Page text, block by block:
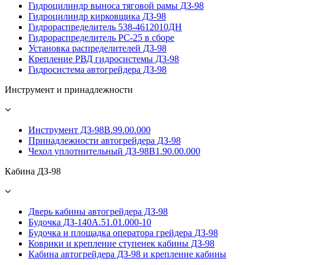
Гидроцилиндр выноса тяговой рамы ДЗ-98
Гидроцилиндр кирковщика ДЗ-98
Гидрораспределитель 538-4612010ДН
Гидрораспределитель PС-25 в сборе
Установка распределителей ДЗ-98
Крепление РВД гидросистемы ДЗ-98
Гидросистема автогрейдера ДЗ-98
Инструмент и принадлежности
Инструмент ДЗ-98В.99.00.000
Принадлежности автогрейдера ДЗ-98
Чехол уплотнительный ДЗ-98В1.90.00.000
Кабина ДЗ-98
Дверь кабины автогрейдера ДЗ-98
Будочка ДЗ-140А.51.01.000-10
Будочка и площадка оператора грейдера ДЗ-98
Коврики и крепление ступенек кабины ДЗ-98
Кабина автогрейдера ДЗ-98 и крепление кабины